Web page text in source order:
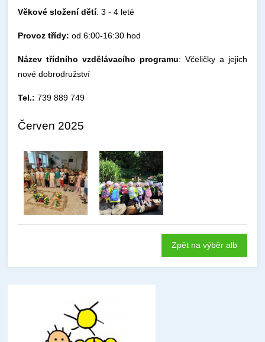
Věkové složení dětí: 3 - 4 leté
Provoz třídy: od 6:00-16:30 hod
Název třídního vzdělávacího programu: Včeličky a jejich
nové dobrodružství
Tel.: 739 889 749
Červen 2025
Zpět na výběr alb